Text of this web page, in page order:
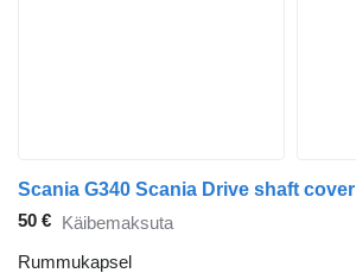
Scania G340 Scania Drive shaft cover
50 € Käibemaksuta
Rummukapsel